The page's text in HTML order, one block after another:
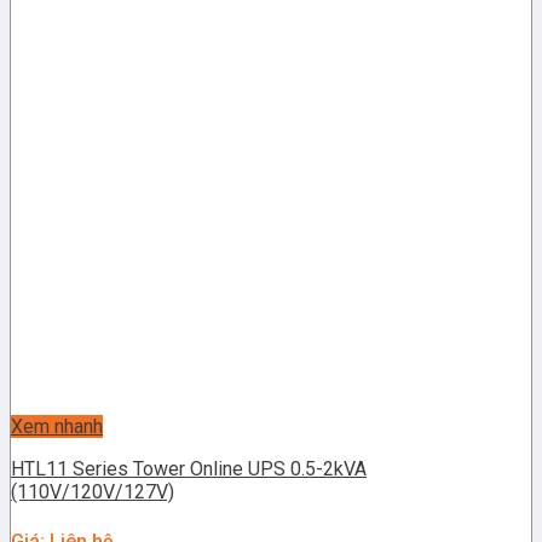
Xem nhanh
HTL11 Series Tower Online UPS 0.5-2kVA
(110V/120V/127V)